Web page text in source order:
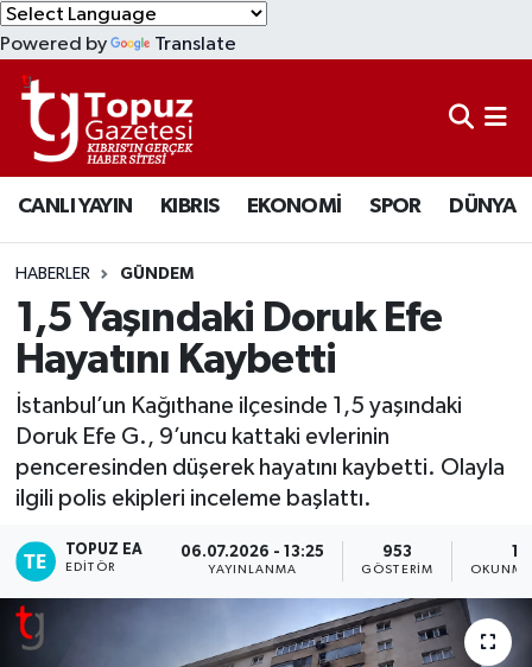
Powered by Translate
CANLI YAYIN KIBRIS EKONOMİ SPOR DÜNYA
HABERLER GÜNDEM
1,5 Yaşındaki Doruk Efe
Hayatını Kaybetti
İstanbul’un Kağıthane ilçesinde 1,5 yaşındaki
Doruk Efe G., 9’uncu kattaki evlerinin
penceresinden düşerek hayatını kaybetti. Olayla
ilgili polis ekipleri inceleme başlattı.
TOPUZ EA
EDITÖR
06.07.2026 - 13:25
YAYINLANMA
953
GÖSTERIM
KIBRIS
DÜNYA
EKONOMİ
MAGAZİN
SAĞLIK
SPOR
TEKNOLOJİ
TÜRKİYE
Lefkoşa Nöbetçi Eczaneler
Lefkoşa Hava Durumu
Lefkoşa Trafik Yoğunluk Haritası
Süper Lig Puan Durumu ve Fikstür
Tüm Manşetler
Son Dakika Haberleri
Haber Arşivi